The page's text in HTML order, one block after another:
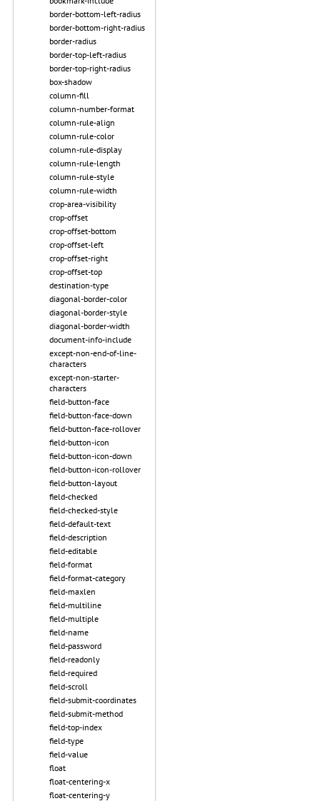
border-bottom-left-radius
border-bottom-right-radius
border-radius
border-top-left-radius
border-top-right-radius
box-shadow
column-fill
column-number-format
column-rule-align
column-rule-color
column-rule-display
column-rule-length
column-rule-style
column-rule-width
crop-area-visibility
crop-offset
crop-offset-bottom
crop-offset-left
crop-offset-right
crop-offset-top
destination-type
diagonal-border-color
diagonal-border-style
diagonal-border-width
document-info-include
except-non-end-of-line-
characters
except-non-starter-
characters
field-button-face
field-button-face-down
field-button-face-rollover
field-button-icon
field-button-icon-down
field-button-icon-rollover
field-button-layout
field-checked
field-checked-style
field-default-text
field-description
field-editable
field-format
field-format-category
field-maxlen
field-multiline
field-multiple
field-name
field-password
field-readonly
field-required
field-scroll
field-submit-coordinates
field-submit-method
field-top-index
field-type
field-value
float
float-centering-x
float-centering-y